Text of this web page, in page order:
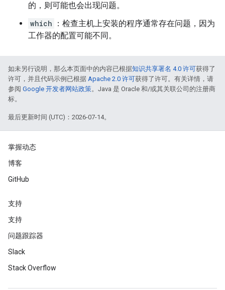
的，则可能也会出现问题。
which
：检查主机上安装的程序通常存在问题，因为
工作器的配置可能不同。
如未另行说明，那么本页面中的内容已根据知识共享署名 4.0 许可获得了
许可，并且代码示例已根据 Apache 2.0 许可获得了许可。有关详情，请
参阅 Google 开发者网站政策。Java 是 Oracle 和/或其关联公司的注册商
标。
最后更新时间 (UTC)：2026-07-14。
掌握动态
博客
GitHub
支持
支持
问题跟踪器
Slack
Stack Overflow